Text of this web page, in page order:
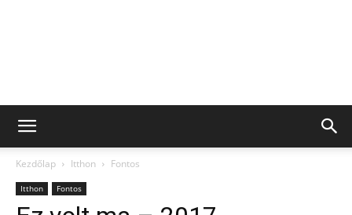
Kezdőlap Itthon Fontos
Itthon Fontos